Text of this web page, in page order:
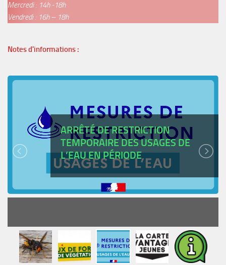
Mercredi : 14h -18h
Vendredi : 16h – 18h
Notes d'informations :
ARRÊTÉ DE RESTRICTION
TEMPORAIRE DES USAGES DE
L’EAU EN PÉRIODE
READ MORE